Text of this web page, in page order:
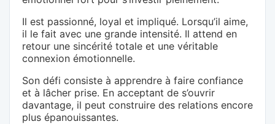
Il est passionné, loyal et impliqué. Lorsqu’il aime,
il le fait avec une grande intensité. Il attend en
retour une sincérité totale et une véritable
connexion émotionnelle.
Son défi consiste à apprendre à faire confiance
et à lâcher prise. En acceptant de s’ouvrir
davantage, il peut construire des relations encore
plus épanouissantes.